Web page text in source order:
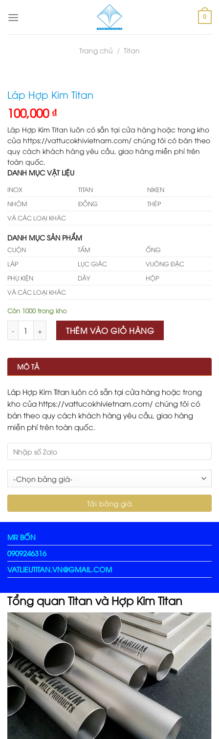
0
Trang chủ / Titan
Láp Hợp Kim Titan
100,000 ₫
Láp Hợp Kim Titan luôn có sẵn tại cửa hàng hoặc trong kho
của https://vattucokhivietnam.com/ chúng tôi có bán theo
quy cách khách hàng yêu cầu, giao hàng miễn phí trên
toàn quốc.
DANH MỤC VẬT LIỆU
INOX TITAN
NIKEN
NHÔM
ĐỒNG
THÉP
VÀ CÁC LOẠI KHÁC
DANH MỤC SẢN PHẨM
CUỘN TẤM
ỐNG
LÁP
LỤC GIÁC
VUÔNG ĐẶC
PHỤ KIỆN
DÂY
HỘP
VÀ CÁC LOẠI KHÁC
Còn 1000 trong kho
THÊM VÀO GIỎ HÀNG
MÔ TẢ
Láp Hợp Kim Titan luôn có sẵn tại cửa hàng hoặc trong
kho của https://vattucokhivietnam.com/ chúng tôi có
bán theo quy cách khách hàng yêu cầu, giao hàng
miễn phí trên toàn quốc.
MR BỐN
0909246316
VATLIEUTITAN.VN@GMAIL.COM
Tổng quan Titan và Hợp Kim Titan